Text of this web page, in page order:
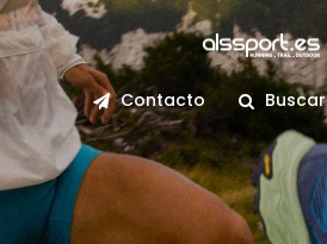
Contacto Buscar